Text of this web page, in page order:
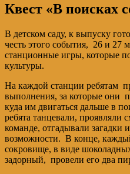
Квест «В поисках
В детском саду, к выпуску
честь этого события, 26 и 27
станционные игры, которые
культуры.
На каждой станции ребятам
выполнения, за которые они
куда им двигаться дальше в
ребята танцевали, проявляли
команде, отгадывали загадки
возможности. В конце,
сокровище, в виде
задорный, провели его два